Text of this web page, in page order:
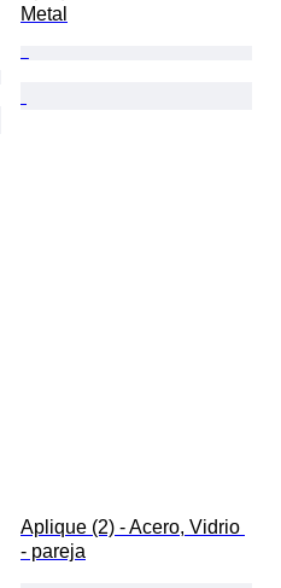
Metal
Aplique (2) - Acero, Vidrio
- pareja